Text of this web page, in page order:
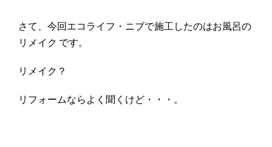
さて、今回エコライフ・ニブで施工したのはお風呂の
リメイク です。
リメイク？
リフォームならよく聞くけど・・・。